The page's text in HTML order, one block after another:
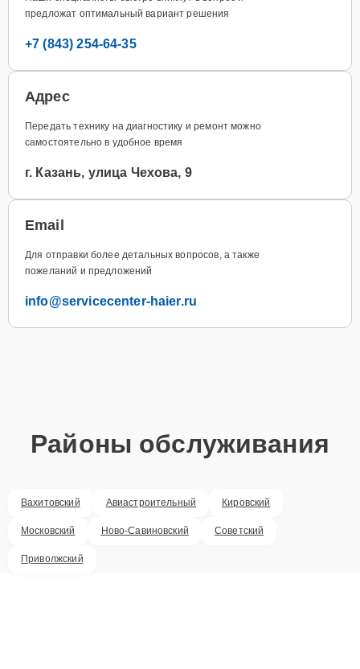
предложат оптимальный вариант решения
+7 (843) 254-64-35
Адрес
Передать технику на диагностику и ремонт можно
самостоятельно в удобное время
г. Казань, улица Чехова, 9
Email
Для отправки более детальных вопросов, а также
пожеланий и предложений
info@servicecenter-haier.ru
Районы обслуживания
Вахитовский Авиастроительный Кировский
Московский Ново-Савиновский Советский
Приволжский